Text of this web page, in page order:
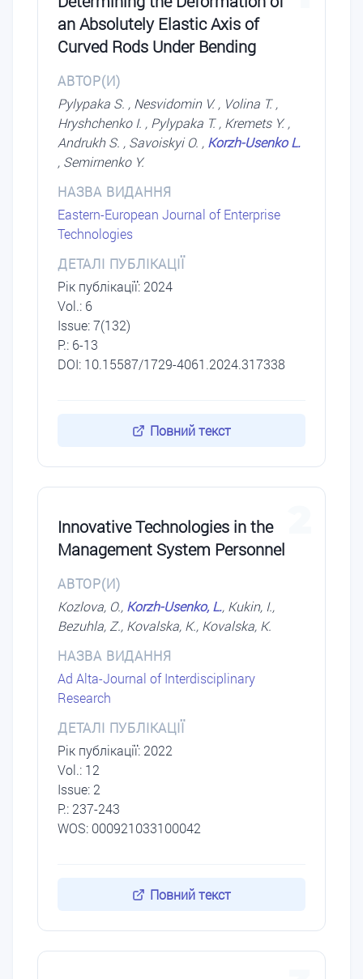
an Absolutely Elastic Axis of
Curved Rods Under Bending
АВТОР(И)
Pylypaka S. , Nesvidomin V. , Volina T. ,
Hryshchenko I. , Pylypaka T. , Kremets Y. ,
Andrukh S. , Savoiskyi O. , Korzh-Usenko L.
, Semirnenko Y.
НАЗВА ВИДАННЯ
Eastern-European Journal of Enterprise
Technologies
ДЕТАЛІ ПУБЛІКАЦІЇ
Рік публікації: 2024
Vol.: 6
Issue: 7(132)
P.: 6-13
DOI: 10.15587/1729-4061.2024.317338
Повний текст
Innovative Technologies in the
Management System Personnel
АВТОР(И)
Kozlova, O., Korzh-Usenko, L., Kukin, I.,
Bezuhla, Z., Kovalska, K., Kovalska, K.
НАЗВА ВИДАННЯ
Ad Alta-Journal of Interdisciplinary
Research
ДЕТАЛІ ПУБЛІКАЦІЇ
Рік публікації: 2022
Vol.: 12
Issue: 2
P.: 237-243
WOS: 000921033100042
Повний текст